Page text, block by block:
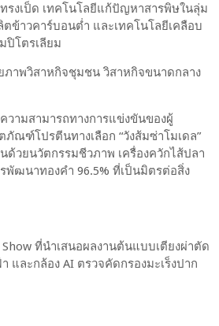
งเป็ด เทคโนโลยีแก้ปัญหาสารพิษในลุ่ม
ข้าวคาร์บอนต่ำ และเทคโนโลยีเคลือบ
ปิโตรเลียม
ภาพวิสาหกิจชุมชน วิสาหกิจขนาดกลาง
วามสามารถทางการแข่งขันของผู้
ณฑ์โปรตีนทางเลือก “วังส้มซ่าโมเดล”
ด้วยนวัตกรรมชีวภาพ เครื่องควักไส้ปลา
ฒนาทองคำ 96.5% ที่เป็นมิตรต่อสิ่ง
ที่นำเสนอผลงานต้นแบบเตียงผ่าตัด
และกล้อง AI ตรวจคัดกรองมะเร็งปาก